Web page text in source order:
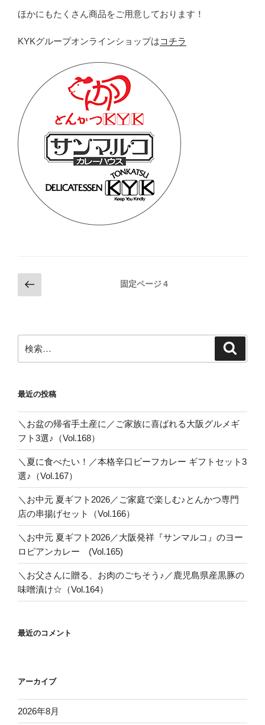
ほかにもたくさん商品をご用意しております！
KYKグループオンラインショップはコチラ
投
稿
ー
ジ
り
前
の
ジ
固定ページ4
索:
最近の投稿
＼お盆の帰省手土産に／ご家族に喜ばれる大阪グルメギ
フト3選♪（Vol.168）
＼夏に食べたい！／本格辛口ビーフカレー ギフトセット3
選♪（Vol.167）
＼お中元 夏ギフト2026／ご家庭で楽しむ♪とんかつ専門
店の串揚げセット（Vol.166）
＼お中元 夏ギフト2026／大阪発祥『サンマルコ』のヨー
ロピアンカレー (Vol.165)
＼お父さんに贈る、お肉のごちそう♪／鹿児島県産黒豚の
味噌漬け☆（Vol.164）
最近のコメント
アーカイブ
2026年8月